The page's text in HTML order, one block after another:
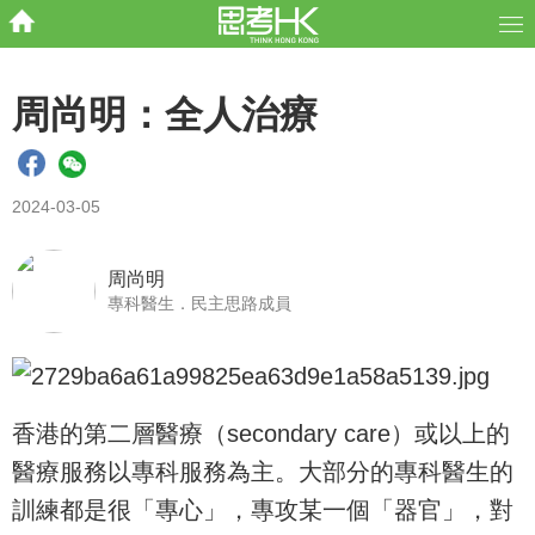
周尚明：全人治療
2024-03-05
周尚明
專科醫生．民主思路成員
香港的第二層醫療（secondary care）或以上的
醫療服務以專科服務為主。大部分的專科醫生的
訓練都是很「專心」，專攻某一個「器官」，對